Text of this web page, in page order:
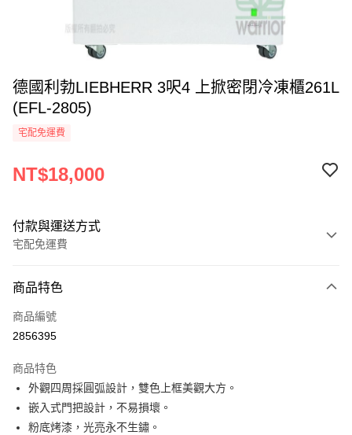
德國利勃LIEBHERR 3呎4 上掀密閉冷凍櫃261L
(EFL-2805)
宅配免運費
NT$18,000
付款與運送方式
宅配免運費
信用卡一次付款
LINE Pay
街口支付
悠遊付
商品特色
商品編號
2856395
商品特色
外觀四周採圓弧設計，雙色上框美觀大方。
嵌入式門把設計，不易損壞。
粉底烤漆，光亮永不生鏽。